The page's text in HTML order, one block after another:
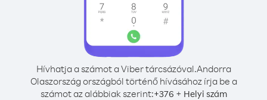
Hívhatja a számot a Viber tárcsázóval.Andorra
Olaszország országból történő hívásához írja be a
számot az alábbiak szerint:+376 + Helyi szám